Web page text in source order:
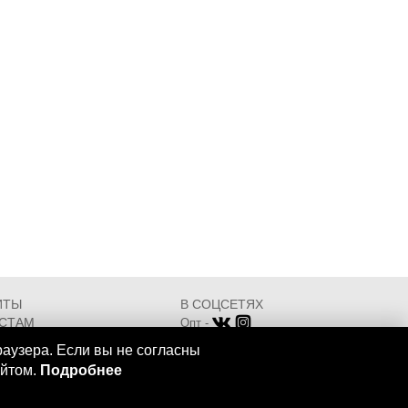
Если вы не согласны
Подробнее
В СОЦСЕТЯХ
Опт -